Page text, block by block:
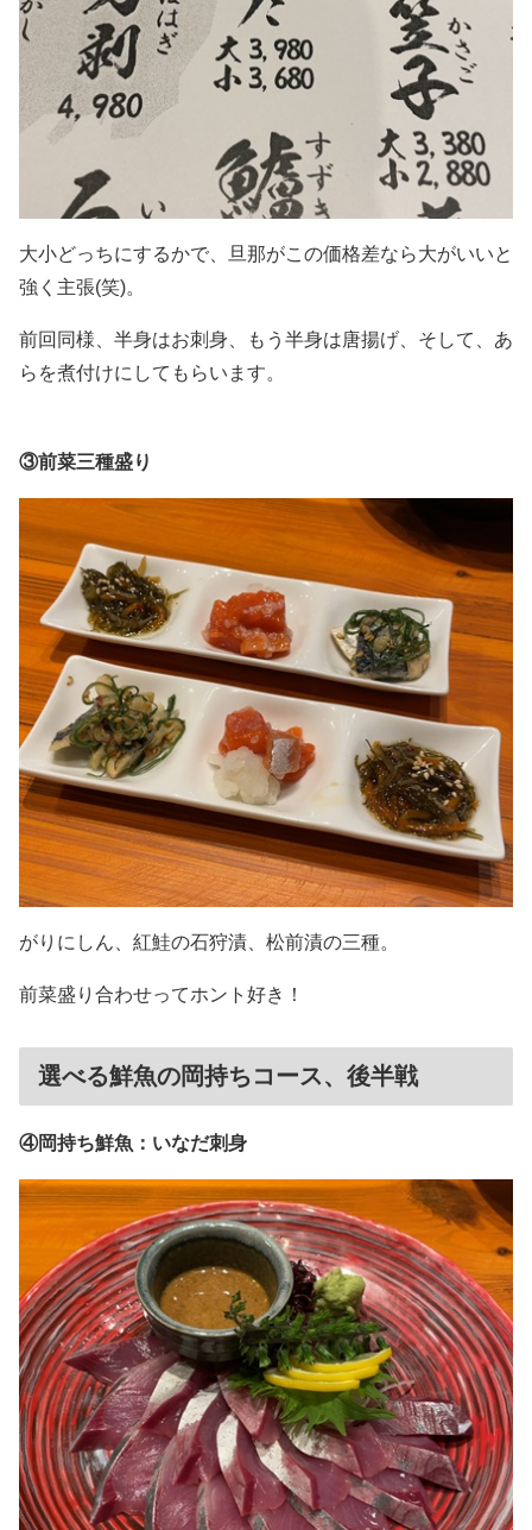
大小どっちにするかで、旦那がこの価格差なら大がいいと
強く主張(笑)。
前回同様、半身はお刺身、もう半身は唐揚げ、そして、あ
らを煮付けにしてもらいます。
③前菜三種盛り
がりにしん、紅鮭の石狩漬、松前漬の三種。
前菜盛り合わせってホント好き！
選べる鮮魚の岡持ちコース、後半戦
④岡持ち鮮魚：いなだ刺身